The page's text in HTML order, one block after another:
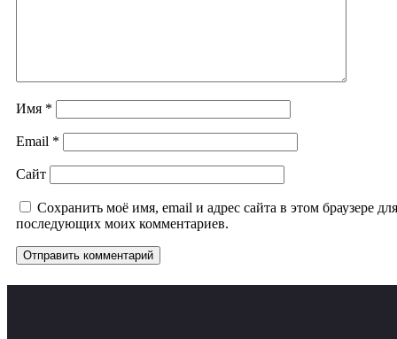
Имя *
Email *
Сайт
Сохранить моё имя, email и адрес сайта в этом браузере для
последующих моих комментариев.